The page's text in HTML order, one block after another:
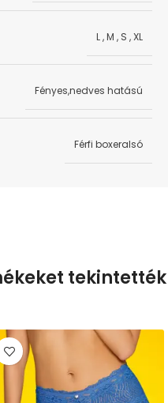
L,M , S ,XL
Fényes,nedves hatású
Férfi boxeralsó
tekintették